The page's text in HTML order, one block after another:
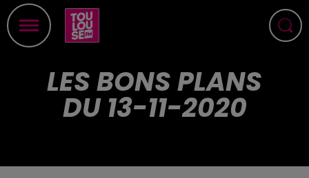
LES BONS PLANS
DU 13-11-2020